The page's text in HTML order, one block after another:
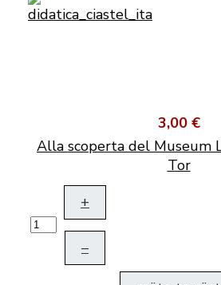
3,00 €
Alla scoperta del Museum
Tor
+
–